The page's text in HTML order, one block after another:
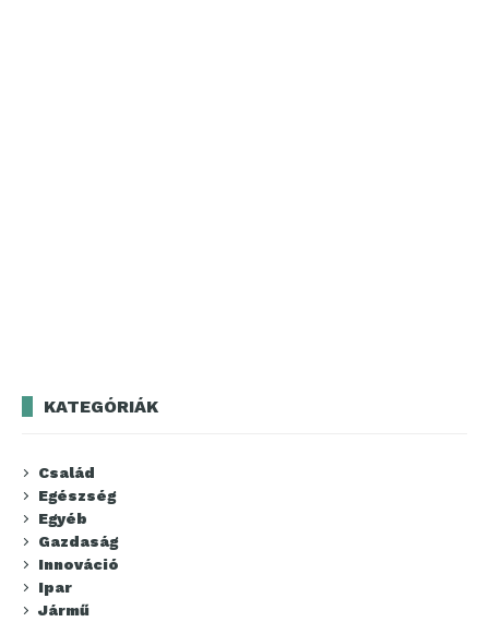
KATEGÓRIÁK
Család
Egészség
Egyéb
Gazdaság
Innováció
Ipar
Jármű